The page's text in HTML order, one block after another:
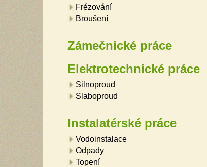
Frézování
Broušení
Zámečnické práce
Elektrotechnické práce
Silnoproud
Slaboproud
Instalatérské práce
Vodoinstalace
Odpady
Topení